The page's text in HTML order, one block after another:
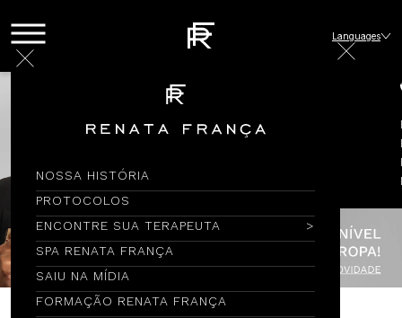
NOSSA HISTÓRIA
PROTOCOLOS
ENCONTRE SUA TERAPEUTA
SPA RENATA FRANÇA
SAIU NA MÍDIA
FORMAÇÃO RENATA FRANÇA
Languages